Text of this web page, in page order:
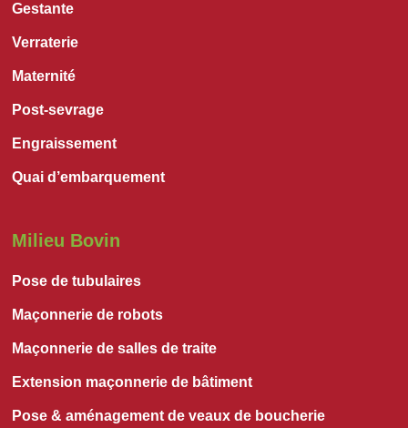
Gestante
Verraterie
Maternité
Post-sevrage
Engraissement
Quai d’embarquement
Milieu Bovin
Pose de tubulaires
Maçonnerie de robots
Maçonnerie de salles de traite
Extension maçonnerie de bâtiment
Pose & aménagement de veaux de boucherie